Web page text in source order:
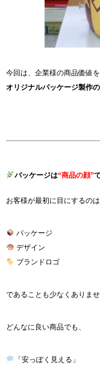
今回は、企業様の商品価値
オリジナルパッケージ製作
パッケージは“商品の顔”
お客様が最初に目にするの
パッケージ
デザイン
ブランドロゴ
であることも少なくありませ
どんなに良い商品でも、
「安っぽく見える」